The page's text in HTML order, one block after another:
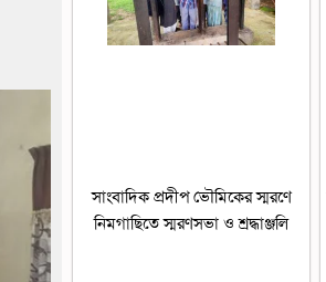
সাংবাদিক প্রদীপ ভৌমিকের স্মরণে
নিমগাছিতে স্মরণসভা ও শ্রদ্ধাঞ্জলি